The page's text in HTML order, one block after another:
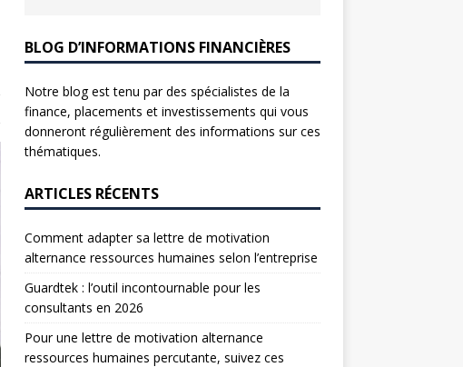
BLOG D’INFORMATIONS FINANCIÈRES
Notre blog est tenu par des spécialistes de la
finance, placements et investissements qui vous
donneront régulièrement des informations sur ces
thématiques.
ARTICLES RÉCENTS
Comment adapter sa lettre de motivation
alternance ressources humaines selon l’entreprise
Guardtek : l’outil incontournable pour les
consultants en 2026
Pour une lettre de motivation alternance
ressources humaines percutante, suivez ces